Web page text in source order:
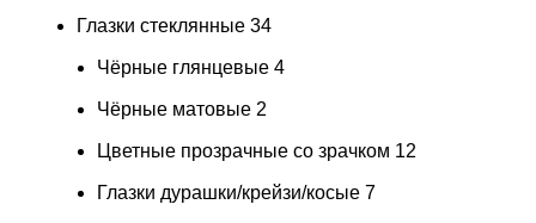
Глазки стеклянные 34
Чёрные глянцевые 4
Чёрные матовые 2
Цветные прозрачные со зрачком 12
Глазки дурашки/крейзи/косые 7